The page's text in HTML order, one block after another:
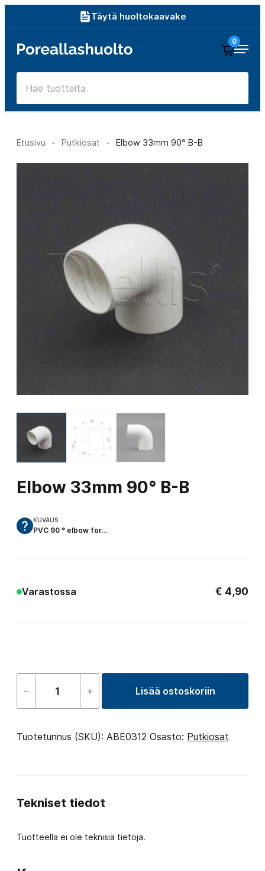
sisältöön
Täytä huoltokaavake
Poreallashuolto
0
Etusivu - Putkiosat - Elbow 33mm 90° B-B
Elbow 33mm 90° B-B
KUVAUS
PVC 90 ° elbow for…
Varastossa € 4,90
–
Elbow
90°
+ Lisää ostoskoriin
Tuotetunnus (SKU): ABE0312 Osasto: Putkiosat
Tekniset tiedot
Tuotteella ei ole teknisiä tietoja.